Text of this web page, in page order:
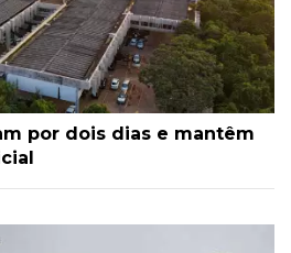
por dois dias e mantêm